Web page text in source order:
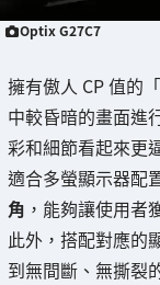
Optix G27C7
擁有傲人 CP 值的
中較昏暗的畫面進
彩和細節看起來更
適合多螢顯示器配
角 ，能夠讓使用者
此外，搭配對應的
到無間斷、無撕裂